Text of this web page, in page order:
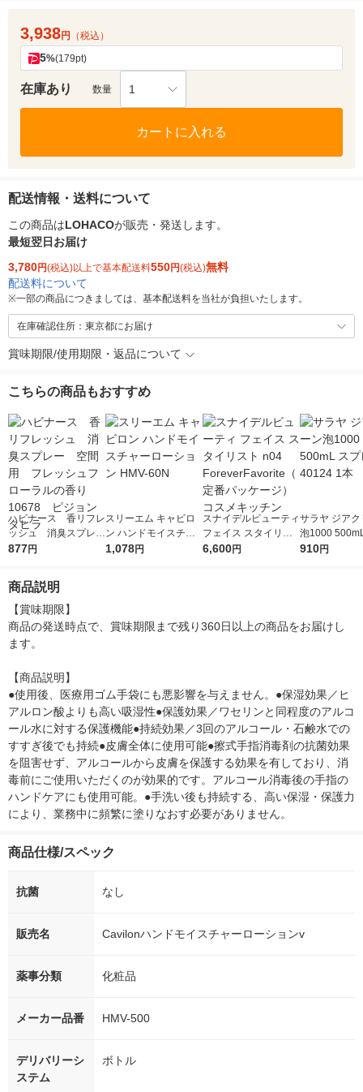
3,938円 （税込）
5%(179pt)
在庫あり 数量 1
カートに入れる
配送情報・送料について
この商品はLOHACOが販売・発送します。
最短翌日お届け
3,780円(税込)以上で基本配送料550円(税込)無料
配送料について
※一部の商品につきましては、基本配送料を当社が負担いたします。
在庫確認住所：東京都にお届け
賞味期限/使用期限・返品について
こちらの商品もおすすめ
ハビナース 香リフレ
ッシュ 消臭スプレ
ー 空間用 フレッシ
ラ
877円
スリーエム キャビロ
ン ハンドモイスチャ
ーローション HMV-60
1,078円
スナイデルビューティ
フェイス スタイリス
ト n04 ForeverFavorit
6,600円
サラヤ ジアク
泡1000
ー付 40124 1
910円
商品説明
【賞味期限】
商品の発送時点で、賞味期限まで残り360日以上の商品をお届けし
ます。
【商品説明】
●使用後、医療用ゴム手袋にも悪影響を与えません。●保湿効果／ヒ
アルロン酸よりも高い吸湿性●保護効果／ワセリンと同程度のアルコ
ール水に対する保護機能●持続効果／3回のアルコール・石鹸水での
すすぎ後でも持続●皮膚全体に使用可能●擦式手指消毒剤の抗菌効果
を阻害せず、アルコールから皮膚を保護する効果を有しており、消
毒前にご使用いただくのが効果的です。アルコール消毒後の手指の
ハンドケアにも使用可能。●手洗い後も持続する、高い保湿・保護力
により、業務中に頻繁に塗りなおす必要がありません。
商品仕様/スペック
抗菌 なし
販売名 Cavilonハンドモイスチャーローションv
薬事分類 化粧品
メーカー品番 HMV-500
デリバリーシ
ステム
ボトル